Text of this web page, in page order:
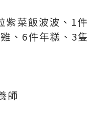
紫菜飯波波、1件
、6件年糕、3隻
師